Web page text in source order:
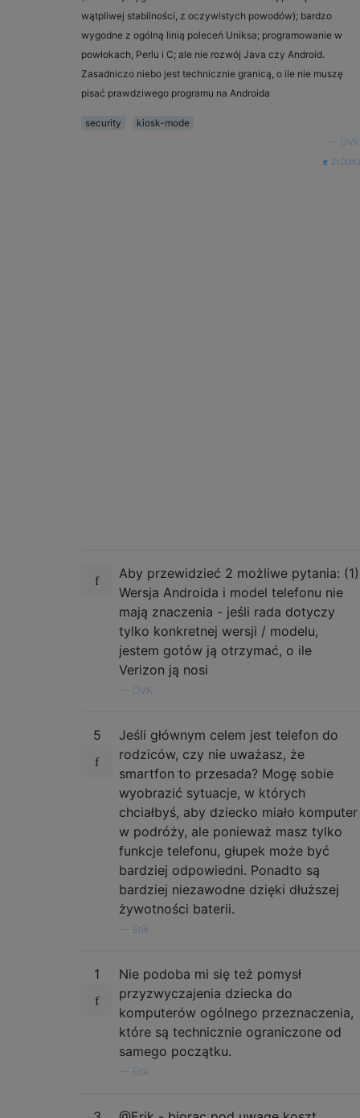
wątpliwej stabilności, z oczywistych powodów); bardzo
wygodne z ogólną linią poleceń Uniksa; programowanie w
powłokach, Perlu i C; ale nie rozwój Java czy Android.
Zasadniczo niebo jest technicznie granicą, o ile nie muszę
pisać prawdziwego programu na Androida
security
kiosk-mode
DVK
źródło
Aby przewidzieć 2 możliwe pytania: (1)
Wersja Androida i model telefonu nie
mają znaczenia - jeśli rada dotyczy
tylko konkretnej wersji / modelu,
jestem gotów ją otrzymać, o ile
Verizon ją nosi
DVK
5
Jeśli głównym celem jest telefon do
rodziców, czy nie uważasz, że
smartfon to przesada? Mogę sobie
wyobrazić sytuacje, w których
chciałbyś, aby dziecko miało komputer
w podróży, ale ponieważ masz tylko
funkcje telefonu, głupek może być
bardziej odpowiedni. Ponadto są
bardziej niezawodne dzięki dłuższej
żywotności baterii.
Erik
1
Nie podoba mi się też pomysł
przyzwyczajenia dziecka do
komputerów ogólnego przeznaczenia,
które są technicznie ograniczone od
samego początku.
Erik